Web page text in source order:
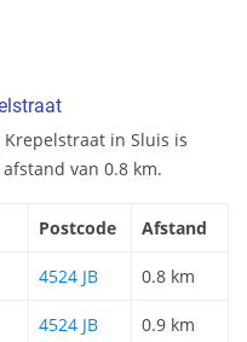
in Sluis is
van 0.8 km.
Postcode Afstand
4524 JB 0.8 km
4524 JB 0.9 km